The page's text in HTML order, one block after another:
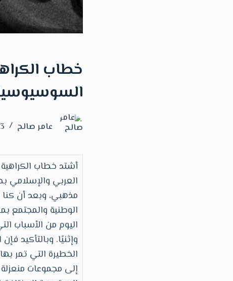
خطاب
عامر صالح 3 أكتوبر 2023
أشتد خطاب
العربي والإسلامي
مذهبي، وبعد أن كنا
الوطنية والمجتمع
اليوم من الأسباب
وإثنيًا. وبالتأكيد
الخطيرة التي تمر
إلى مجموعات منعزلة